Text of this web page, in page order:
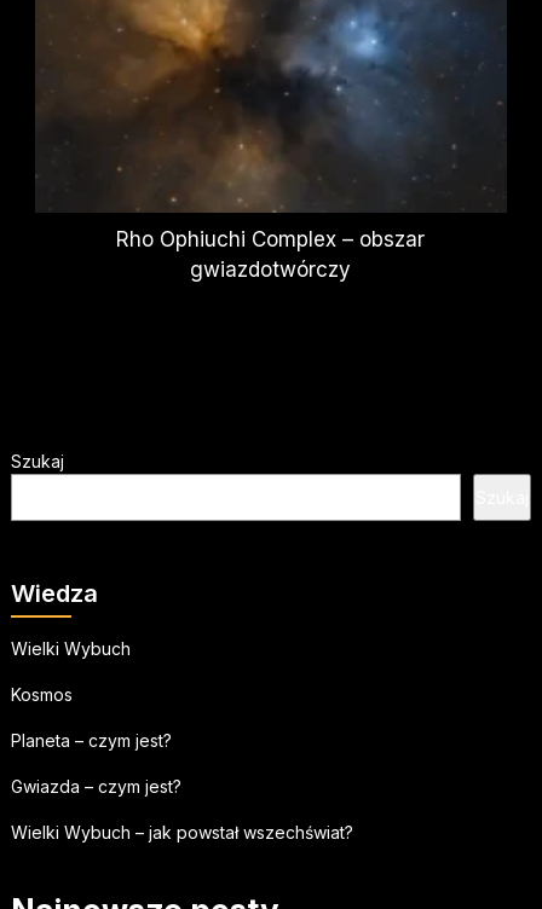
Rho Ophiuchi Complex – obszar
gwiazdotwórczy
Szukaj
Wiedza
Wielki Wybuch
Kosmos
Planeta – czym jest?
Gwiazda – czym jest?
Wielki Wybuch – jak powstał wszechświat?